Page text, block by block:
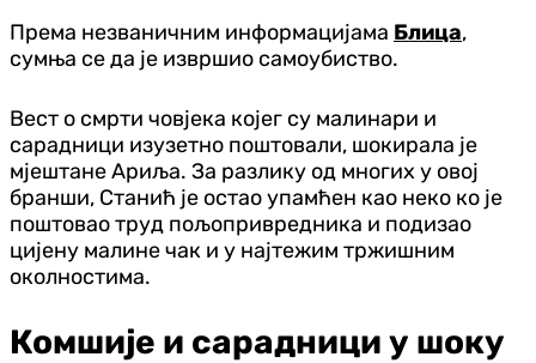
Према незваничним информацијама Блица,
сумња се да је извршио самоубиство.
Вест о смрти човјека којег су малинари и
сарадници изузетно поштовали, шокирала је
мјештане Ариља. За разлику од многих у овој
бранши, Станић је остао упамћен као неко ко је
поштовао труд пољопривредника и подизао
цијену малине чак и у најтежим тржишним
околностима.
Комшије и сарадници у шоку